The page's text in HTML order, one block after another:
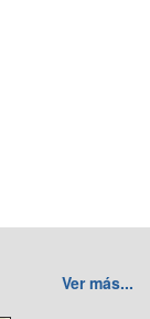
Ver más...